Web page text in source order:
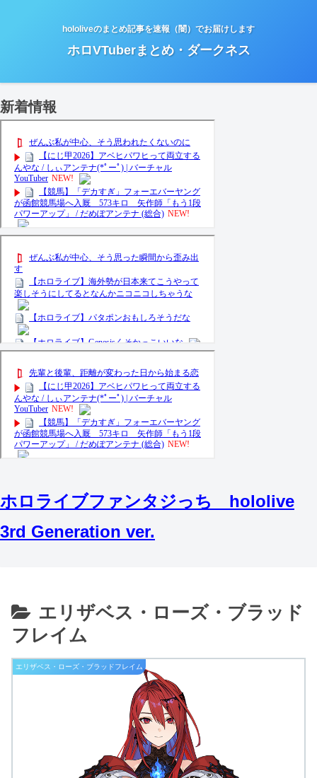
hololiveのまとめ記事を速報（闇）でお届けします
ホロVTuberまとめ・ダークネス
新着情報
ホロライブファンタジっち hololive
3rd Generation ver.
エリザベス・ローズ・ブラッド
フレイム
エリザベス・ローズ・ブラッドフレイム